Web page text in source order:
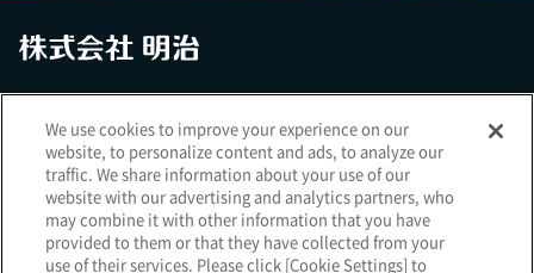
アクセシビリティへの対応方針ご利用規約明治グループのDX
Cookie Settings
明治ホールディングス株式会社 EN 簡体
We use cookies to improve your experience on our
website, to personalize content and ads, to analyze our
traffic. We share information about your use of our
website with our advertising and analytics partners, who
may combine it with other information that you have
provided to them or that they have collected from your
use of their services. Please click [Cookie Settings] to